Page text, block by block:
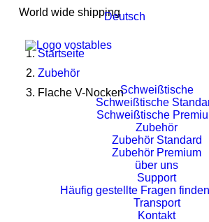
World wide shippingDeutsch
Schweißtische
Schweißtische
Schweißtische
Zubehör
Zubehör Standard
Zubehör Premium
über uns
Support
Häufig gestellte Fragen
Transport
Kontakt
Startseite
Zubehör
Flache V-Nocken